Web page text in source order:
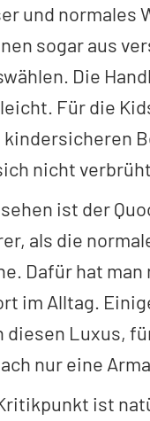
und normales
sogar aus
Die
Für die
kindersicheren
nicht verbrüht.
ist der
als die
Dafür hat
im Alltag.
diesen Luxus,
nur eine
ist